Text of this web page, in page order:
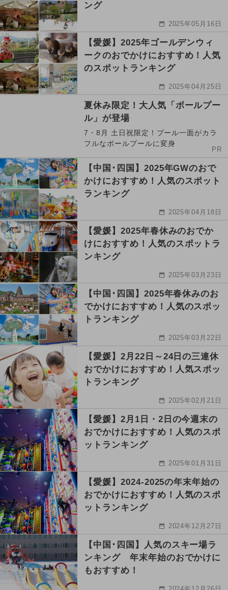
ング
2025年05月16日
【愛媛】2025年ゴールデンウィ
ークのおでかけにおすすめ！人気
のスポットランキング
2025年04月25日
夏休み限定！大人気「ボールプー
ル」が登場
7・8月 土日祝限定！プール一面がカラ
フルなボールプールに変身
PR
【中国･四国】2025年GWのおで
かけにおすすめ！人気のスポット
ランキング
2025年04月18日
【愛媛】2025年春休みのおでか
けにおすすめ！人気のスポットラ
ンキング
2025年03月23日
【中国･四国】2025年春休みのお
でかけにおすすめ！人気のスポッ
トランキング
2025年03月22日
【愛媛】2月22日～24日の三連休
おでかけにおすすめ！人気スポッ
トランキング
2025年02月21日
【愛媛】2月1日・2日の今週末の
おでかけにおすすめ！人気のスポ
ットランキング
2025年01月31日
【愛媛】2024-2025の年末年始の
おでかけにおすすめ！人気のスポ
ットランキング
2024年12月27日
【中国･四国】人気のスキー場ラ
ンキング 年末年始のおでかけに
もおすすめ！